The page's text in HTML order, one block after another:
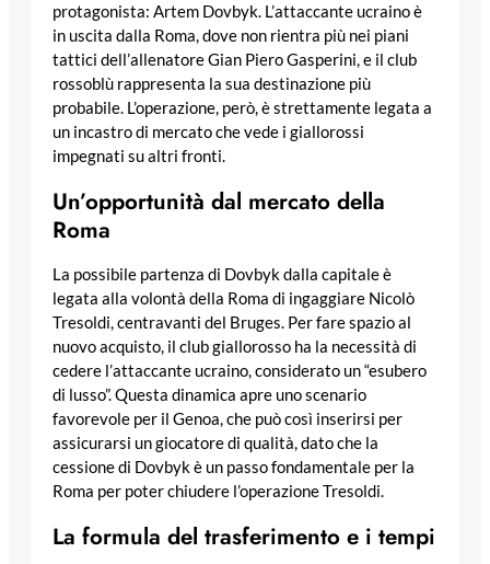
protagonista: Artem Dovbyk. L’attaccante ucraino è
in uscita dalla Roma, dove non rientra più nei piani
tattici dell’allenatore Gian Piero Gasperini, e il club
rossoblù rappresenta la sua destinazione più
probabile. L’operazione, però, è strettamente legata a
un incastro di mercato che vede i giallorossi
impegnati su altri fronti.
Un’opportunità dal mercato della
Roma
La possibile partenza di Dovbyk dalla capitale è
legata alla volontà della Roma di ingaggiare Nicolò
Tresoldi, centravanti del Bruges. Per fare spazio al
nuovo acquisto, il club giallorosso ha la necessità di
cedere l’attaccante ucraino, considerato un “esubero
di lusso”. Questa dinamica apre uno scenario
favorevole per il Genoa, che può così inserirsi per
assicurarsi un giocatore di qualità, dato che la
cessione di Dovbyk è un passo fondamentale per la
Roma per poter chiudere l’operazione Tresoldi.
La formula del trasferimento e i tempi